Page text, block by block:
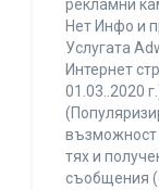
рекламни
Нет Инфо и
Услугата
Интернет
01.03..2020
възможност
тях и
съобщения